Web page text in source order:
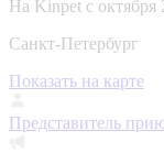
На Kinpet c октября
Санкт-Петербург
Показать на карте
Представитель